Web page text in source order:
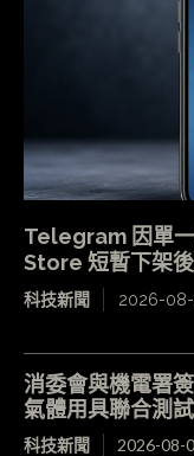
Telegram 因單
Store 短暫下架
科技新聞 2026-
消委會與機電署
氣體用具聯合測
科技新聞 2026-08-